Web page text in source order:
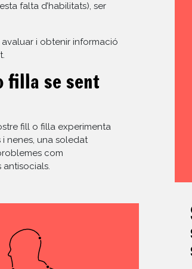
falta d’habilitats), ser
i obtenir informació
filla se sent
fill o filla experimenta
nenes, una soledat
com